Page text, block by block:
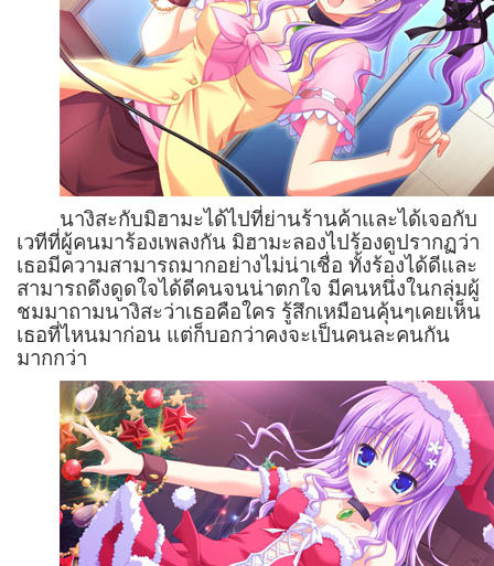
นางิสะกับมิฮามะได้ไปที่ย่านร้านค้าและได้เจอกับ
เวทีที่ผู้คนมาร้องเพลงกัน มิฮามะลองไปร้องดูปรากฏว่า
เธอมีความสามารถมากอย่างไม่น่าเชื่อ ทั้งร้องได้ดีและ
สามารถดึงดูดใจได้ดีคนจนน่าตกใจ มีคนหนึ่งในกลุ่มผู้
ชมมาถามนางิสะว่าเธอคือใคร รู้สึกเหมือนคุ้นๆเคยเห็น
เธอที่ไหนมาก่อน แต่ก็บอกว่าคงจะเป็นคนละคนกัน
มากกว่า